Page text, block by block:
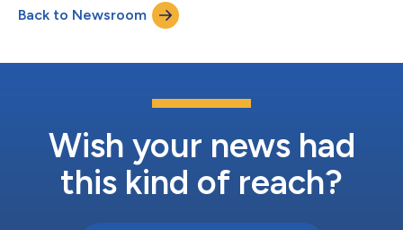
戰：東南亞、拉丁美洲、中東和北非等依賴現金交易的新興經濟體
仍有數十億美元未開發的潛在收益，因為這些地區的玩家通常透過
者會設法透過更多合作夥伴和管道擴大覆蓋範圍，大規模經銷數位
戰：他們缺乏地方基礎設施和直接進入區域市場的管道，而獨自拓
展版圖既緩慢又昂貴，且不提運作複雜的問題。」Xsolla總裁Chris
商之間的基礎設施層來解決這個問題。我們先在東...
Back to Newsroom
Wish your news had
this kind of reach?